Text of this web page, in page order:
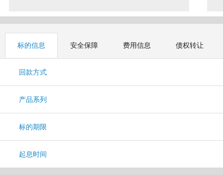
标的信息 安全保障 费用信息 债权转让
回款方式
产品系列
标的期限
起息时间